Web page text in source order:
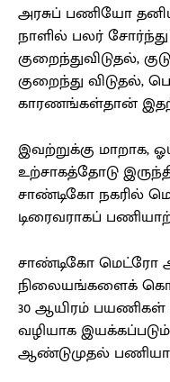
அரசுப் பணியோ
நாளில் பலர்
குறைந்துவிடுதல்,
குறைந்து விடுதல்,
காரணங்கள்தான்
இவற்றுக்கு மாறாக,
உற்சாகத்தோடு
சாண்டிகோ நகரில்
டிரைவராகப்
சாண்டிகோ மெட்ரோ
நிலையங்களைக்
30 ஆயிரம்
வழியாக
ஆண்டுமுதல்